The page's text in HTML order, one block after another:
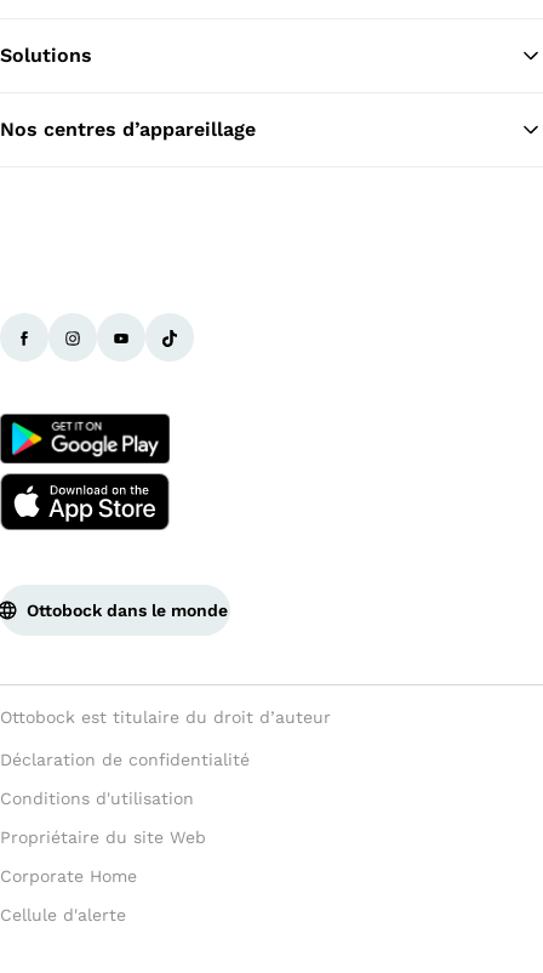
Solutions
Nos centres d’appareillage
Ottobock dans le monde
Ottobock est titulaire du droit d’auteur
Déclaration de confidentialité
Conditions d'utilisation
Propriétaire du site Web
Corporate Home
Cellule d'alerte